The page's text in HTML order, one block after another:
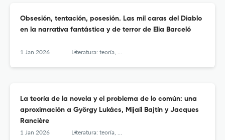
Obsesión, tentación, posesión. Las mil caras del Diablo
en la narrativa fantástica y de terror de Elia Barceló
1 Jan 2026 Literatura: teoría, historia, crítica
La teoría de la novela y el problema de lo común: una
aproximación a György Lukács, Mijaíl Bajtín y Jacques
Rancière
1 Jan 2026 Literatura: teoría, historia, crítica